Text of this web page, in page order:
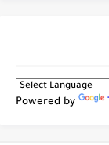
Powered by